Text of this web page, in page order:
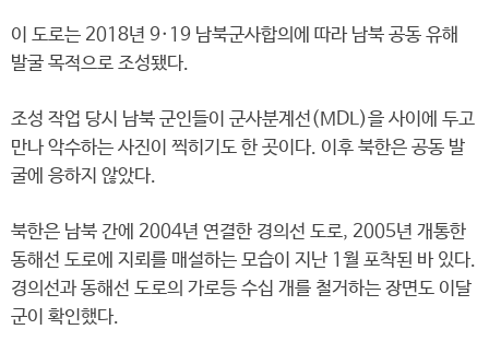
이 도로는 2018년 9·19 남북군사합의에 따라 남북 공동 유해
발굴 목적으로 조성됐다.
조성 작업 당시 남북 군인들이 군사분계선(MDL)을 사이에 두고
만나 악수하는 사진이 찍히기도 한 곳이다. 이후 북한은 공동 발
굴에 응하지 않았다.
북한은 남북 간에 2004년 연결한 경의선 도로, 2005년 개통한
동해선 도로에 지뢰를 매설하는 모습이 지난 1월 포착된 바 있다.
경의선과 동해선 도로의 가로등 수십 개를 철거하는 장면도 이달
군이 확인했다.